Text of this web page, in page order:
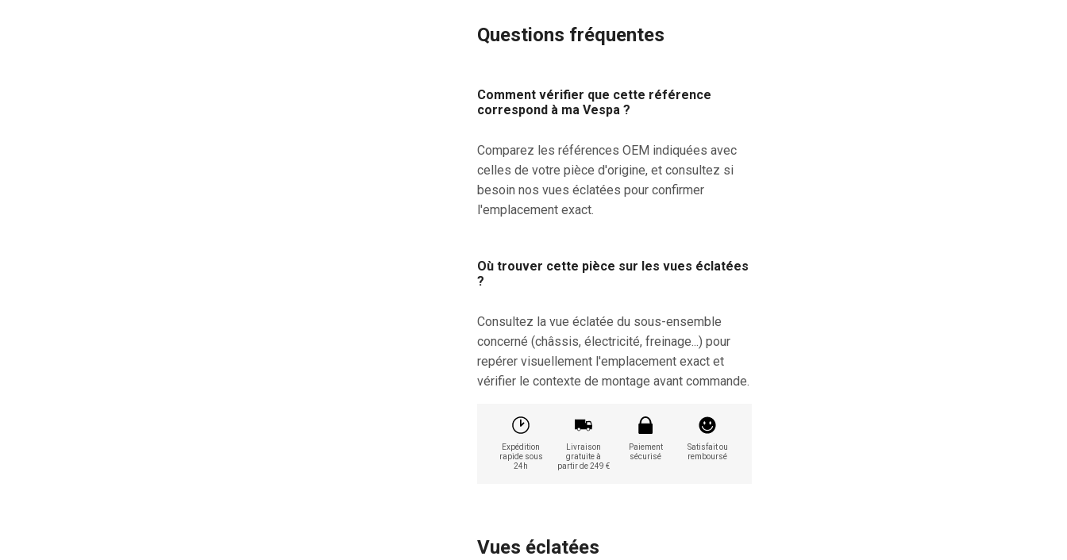
Questions fréquentes
Comment vérifier que cette référence
correspond à ma Vespa ?
Comparez les références OEM indiquées avec
celles de votre pièce d'origine, et consultez si
besoin nos vues éclatées pour confirmer
l'emplacement exact.
Où trouver cette pièce sur les vues éclatées
?
Consultez la vue éclatée du sous-ensemble
concerné (châssis, électricité, freinage...) pour
repérer visuellement l'emplacement exact et
vérifier le contexte de montage avant commande.
Expédition
rapide sous
24h
Livraison
gratuite à
partir de 249 €
Paiement
sécurisé
Satisfait ou
remboursé
Vues éclatées